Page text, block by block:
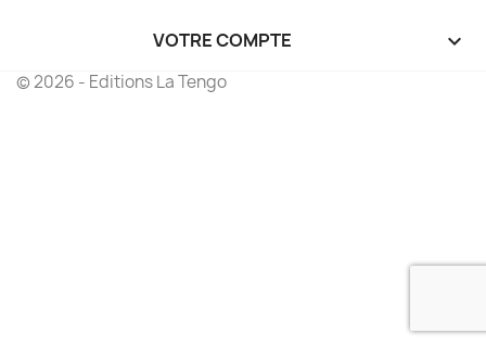
VOTRE COMPTE 
© 2026 - Editions La Tengo